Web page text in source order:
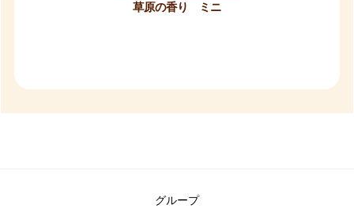
草原の香り ミニ
グループ